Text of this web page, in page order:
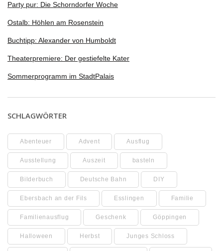
Party pur: Die Schorndorfer Woche
Ostalb: Höhlen am Rosenstein
Buchtipp: Alexander von Humboldt
Theaterpremiere: Der gestiefelte Kater
Sommerprogramm im StadtPalais
SCHLAGWÖRTER
Abenteuer Advent Ausflug
Ausstellung Auszeit basteln
Bilderbuch Deutsche Bahn DIY
Ebersbach an der Fils Esslingen Familie
Familienausflug Geschenk Göppingen
Halloween Herbst Junges Schloss